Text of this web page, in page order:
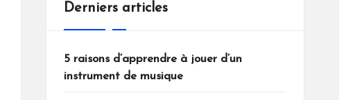
Derniers articles
5 raisons d’apprendre à jouer d’un
instrument de musique